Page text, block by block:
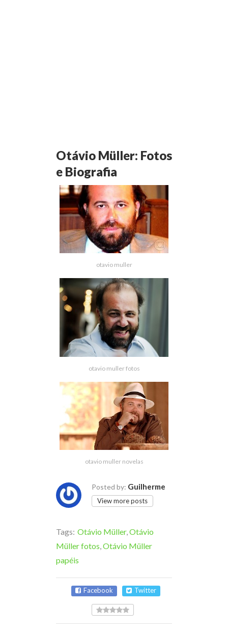
Otávio Müller: Fotos
e Biografia
otavio muller
otavio muller fotos
otavio muller novelas
Posted by: Guilherme
View more posts
Tags: Otávio Müller, Otávio
Müller fotos Otávio Müller
papéis
Facebook Twitter